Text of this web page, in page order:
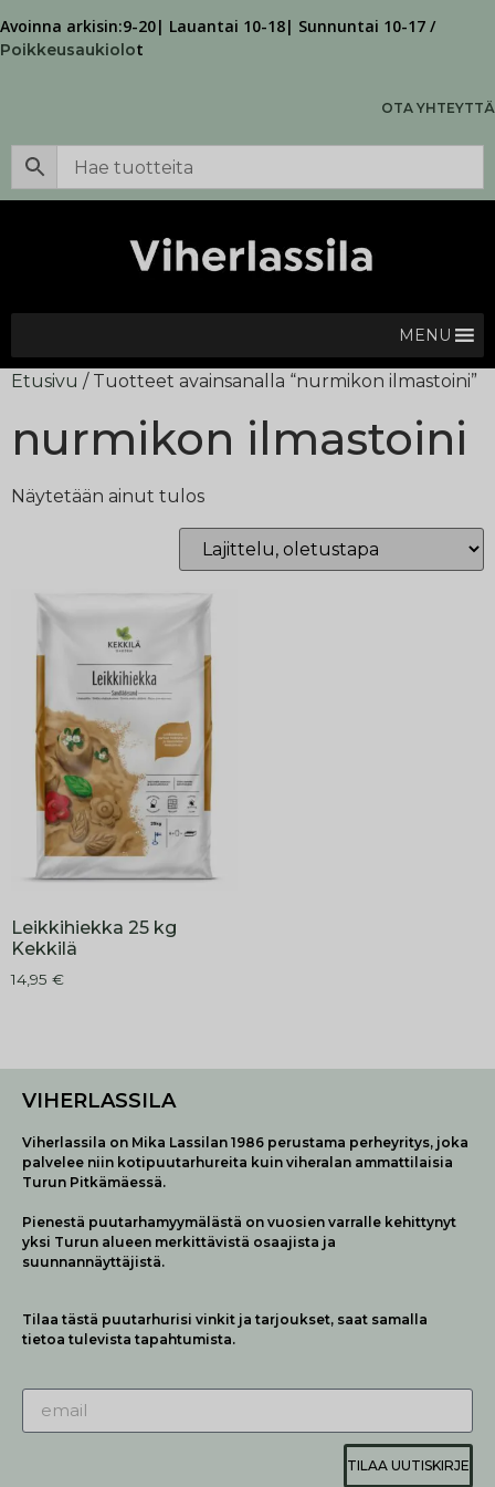
Avoinna arkisin:9-20| Lauantai 10-18| Sunnuntai 10-17 /
Poikkeusaukiolot
OTA YHTEYTTÄ
MENU
Etusivu / Tuotteet avainsanalla “nurmikon ilmastoini”
nurmikon ilmastoini
Näytetään ainut tulos
Leikkihiekka 25 kg
Kekkilä
14,95 €
VIHERLASSILA
Viherlassila on Mika Lassilan 1986 perustama perheyritys, joka
palvelee niin kotipuutarhureita kuin viheralan ammattilaisia
Turun Pitkämäessä.
Pienestä puutarhamyymälästä on vuosien varralle kehittynyt
yksi Turun alueen merkittävistä osaajista ja
suunnannäyttäjistä.
Tilaa tästä puutarhurisi vinkit ja tarjoukset, saat samalla
tietoa tulevista tapahtumista.
TILAA UUTISKIRJE